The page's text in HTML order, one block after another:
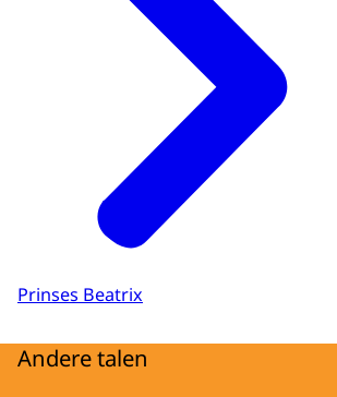
Prinses Beatrix
Andere talen